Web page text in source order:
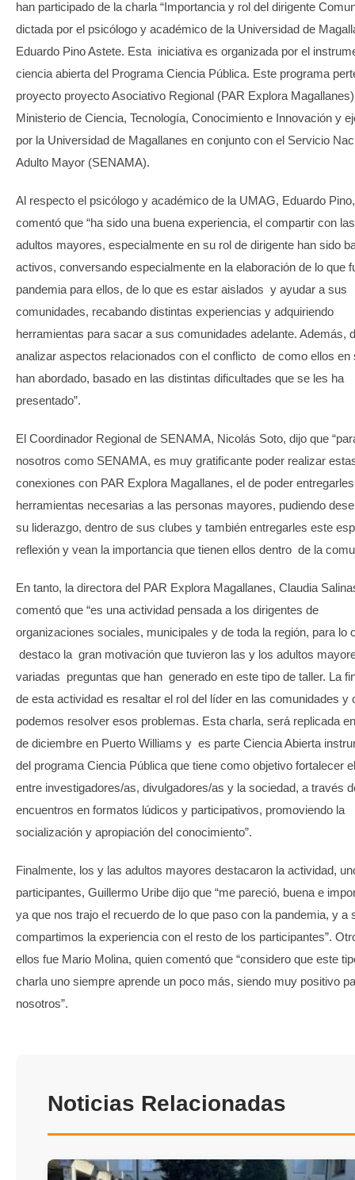
han participado de la charla “Importancia y rol del dirigente
dictada por el psicólogo y académico de la Universidad de
Eduardo Pino Astete. Esta iniciativa es organizada por el
ciencia abierta del Programa Ciencia Pública. Este programa
proyecto proyecto Asociativo Regional (PAR Explora
Ministerio de Ciencia, Tecnología, Conocimiento e Innovación y
por la Universidad de Magallanes en conjunto con el Servicio
Adulto Mayor (SENAMA).
Al respecto el psicólogo y académico de la UMAG, Eduardo Pino,
comentó que “ha sido una buena experiencia, el compartir con
adultos mayores, especialmente en su rol de dirigente han sido
activos, conversando especialmente en la elaboración de lo que
pandemia para ellos, de lo que es estar aislados y ayudar a sus
comunidades, recabando distintas experiencias y adquiriendo
herramientas para sacar a sus comunidades adelante. Además,
analizar aspectos relacionados con el conflicto de como ellos en
han abordado, basado en las distintas dificultades que se les ha
presentado”.
El Coordinador Regional de SENAMA, Nicolás Soto, dijo que
nosotros como SENAMA, es muy gratificante poder realizar
conexiones con PAR Explora Magallanes, el de poder entregarles
herramientas necesarias a las personas mayores, pudiendo
su liderazgo, dentro de sus clubes y también entregarles este
reflexión y vean la importancia que tienen ellos dentro de la
En tanto, la directora del PAR Explora Magallanes, Claudia
comentó que “es una actividad pensada a los dirigentes de
organizaciones sociales, municipales y de toda la región, para lo
destaco la gran motivación que tuvieron las y los adultos
variadas preguntas que han generado en este tipo de taller. La
de esta actividad es resaltar el rol del líder en las comunidades y
podemos resolver esos problemas. Esta charla, será replicada
de diciembre en Puerto Williams y es parte Ciencia Abierta
del programa Ciencia Pública que tiene como objetivo fortalecer
entre investigadores/as, divulgadores/as y la sociedad, a través
encuentros en formatos lúdicos y participativos, promoviendo la
socialización y apropiación del conocimiento”.
Finalmente, los y las adultos mayores destacaron la actividad,
participantes, Guillermo Uribe dijo que “me pareció, buena e
ya que nos trajo el recuerdo de lo que paso con la pandemia, y a
compartimos la experiencia con el resto de los participantes”.
ellos fue Mario Molina, quien comentó que “considero que este
charla uno siempre aprende un poco más, siendo muy positivo
nosotros”.
Noticias Relacionadas